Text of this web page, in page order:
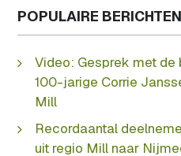
POPULAIRE BERICHTEN
Video: Gesprek met de
100-jarige Corrie
Mill
Recordaantal
uit regio Mill naar